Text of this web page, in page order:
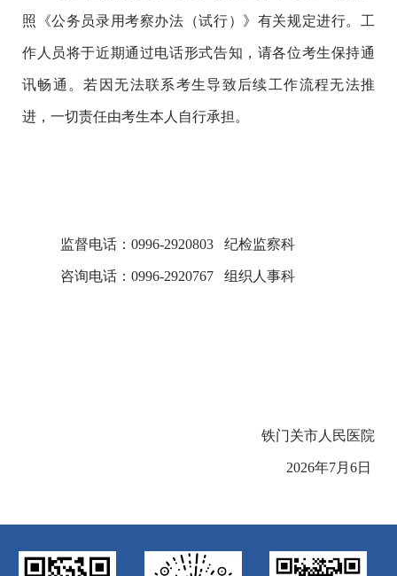
照《公务员录用考察办法（试行）》有关规定进行。工
作人员将于近期通过电话形式告知 ， 请各位考生保持通
讯畅通 。若因无法联系考生导致后续工作流程无法推
进，一切责任由考生本人自行承担。
监督电话： 0996-2920803 纪检监察科
咨询电话： 0996-2920767 组织人事科
铁门关市人民医院
2026年7月 6日